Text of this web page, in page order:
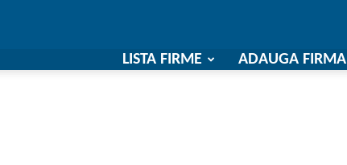
LISTA FIRME ADAUGA FIRMA